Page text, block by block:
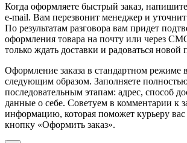
Когда оформляете быстрый заказ,
e-mail. Вам перезвонит менеджер и уточнит
По результатам разговора вам придет
оформления товара на почту или через
только ждать доставки и радоваться новой
Оформление заказа в стандартном режиме
следующим образом. Заполняете
последовательным этапам: адрес, способ
данные о себе. Советуем в комментарии к
информацию, которая поможет курьеру
кнопку «Оформить заказ».